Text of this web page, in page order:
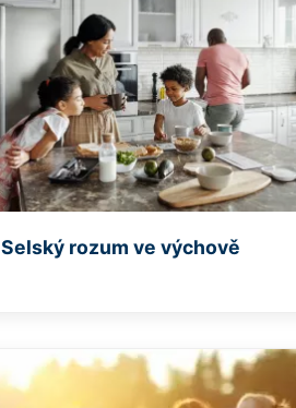
Selský rozum ve výchově